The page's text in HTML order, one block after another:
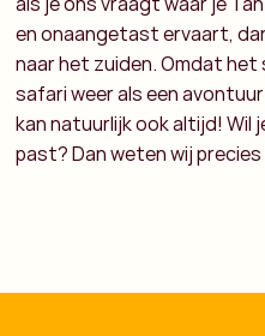
en onaangetast ervaart,
naar het zuiden. Omdat het
safari weer als een
kan natuurlijk ook altijd! Wil
past? Dan weten wij